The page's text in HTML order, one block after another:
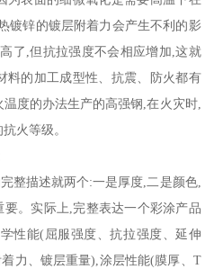
镀锌的镀层附着力会产生不利的影
了,但抗拉强度不会相应增加,这就
料的加工成型性、抗震、防火都有
度的办法生产的高强钢,在火灾时,
火等级。
整描述就两个:一是厚度,二是颜色,
。实际上,完整表达一个彩涂产品
性能(屈服强度、抗拉强度、延伸
力、镀层重量),涂层性能(膜厚、T